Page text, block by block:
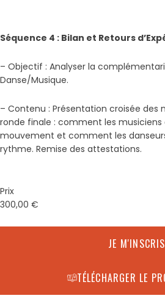
Séquence 4 : Bilan et Retours
– Objectif : Analyser la
Danse/Musique.
– Contenu : Présentation croisée des
ronde finale : comment les musiciens
mouvement et comment les
rythme. Remise des attestations.
Prix
300,00 €
JE M'INSCRIS
TÉLÉCHARGER LE